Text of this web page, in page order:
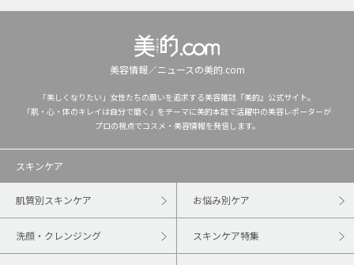
美容情報／ニュースの美的.com
「美しくなりたい」女性たちの願いを追求する美容雑誌『美的』公式サイト。
「肌・心・体のキレイは自分で磨く」をテーマに美的本誌で活躍中の美容レポーターが
プロの視点でコスメ・美容情報を発信します。
スキンケア
肌質別スキンケア お悩み別ケア
洗顔・クレンジング スキンケア特集